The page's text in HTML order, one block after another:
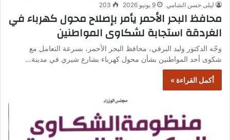
ليلى حسن الشامي 9 يونيو 2026 203
محافظ البحر الأحمر يأمر بإصلاح محول كهرباء في
الغردقة استجابة لشكاوى المواطنين
وجّه الدكتور وليد البرقي، محافظ البحر الأحمر، بسرعة التعامل مع
شكوى أحد المواطنين بشأن محول كهرباء بشارع شيري في مدينة…
أكمل القراءة »